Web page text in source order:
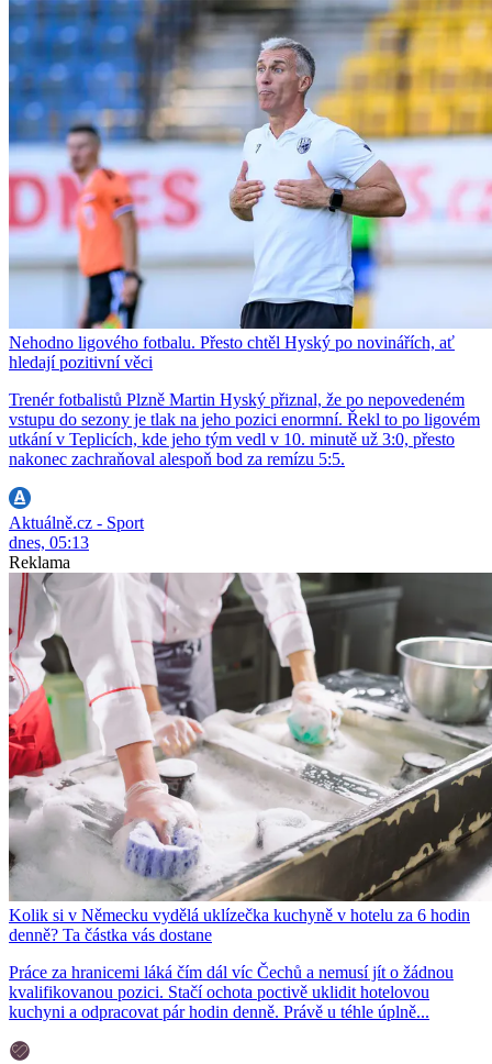
Nehodno ligového fotbalu. Přesto chtěl Hyský po novinářích, ať
hledají pozitivní věci
Trenér fotbalistů Plzně Martin Hyský přiznal, že po nepovedeném
vstupu do sezony je tlak na jeho pozici enormní. Řekl to po ligovém
utkání v Teplicích, kde jeho tým vedl v 10. minutě už 3:0, přesto
nakonec zachraňoval alespoň bod za remízu 5:5.
Aktuálně.cz - Sport
dnes, 05:13
Reklama
Kolik si v Německu vydělá uklízečka kuchyně v hotelu za 6 hodin
denně? Ta částka vás dostane
Práce za hranicemi láká čím dál víc Čechů a nemusí jít o žádnou
kvalifikovanou pozici. Stačí ochota poctivě uklidit hotelovou
kuchyni a odpracovat pár hodin denně. Právě u téhle úplně...